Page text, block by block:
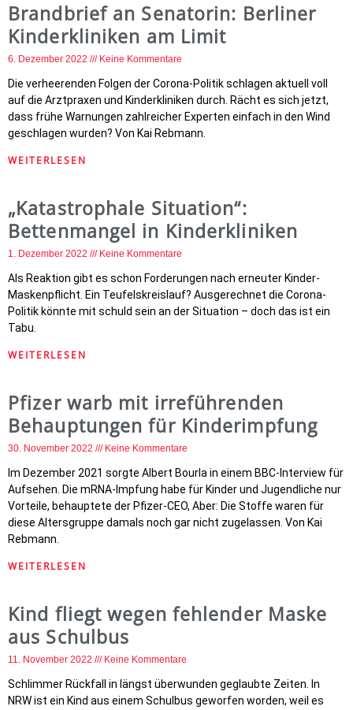
Brandbrief an Senatorin: Berliner
Kinderkliniken am Limit
6. Dezember 2022 Keine Kommentare
Die verheerenden Folgen der Corona-Politik schlagen aktuell voll
auf die Arztpraxen und Kinderkliniken durch. Rächt es sich jetzt,
dass frühe Warnungen zahlreicher Experten einfach in den Wind
geschlagen wurden? Von Kai Rebmann.
WEITERLESEN
„Katastrophale Situation“:
Bettenmangel in Kinderkliniken
1. Dezember 2022 Keine Kommentare
Als Reaktion gibt es schon Forderungen nach erneuter Kinder-
Maskenpflicht. Ein Teufelskreislauf? Ausgerechnet die Corona-
Politik könnte mit schuld sein an der Situation – doch das ist ein
Tabu.
WEITERLESEN
Pfizer warb mit irreführenden
Behauptungen für Kinderimpfung
30. November 2022 Keine Kommentare
Im Dezember 2021 sorgte Albert Bourla in einem BBC-Interview für
Aufsehen. Die mRNA-Impfung habe für Kinder und Jugendliche nur
Vorteile, behauptete der Pfizer-CEO, Aber: Die Stoffe waren für
diese Altersgruppe damals noch gar nicht zugelassen. Von Kai
Rebmann.
WEITERLESEN
Kind fliegt wegen fehlender Maske
aus Schulbus
11. November 2022 Keine Kommentare
Schlimmer Rückfall in längst überwunden geglaubte Zeiten. In
NRW ist ein Kind aus einem Schulbus geworfen worden, weil es